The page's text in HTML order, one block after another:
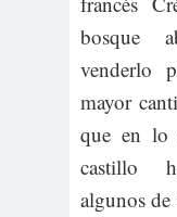
bosque
venderlo
mayor
que en lo
castillo
algunos